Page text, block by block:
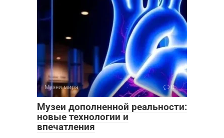
Музеи мира 0
Музеи дополненной реальности:
новые технологии и
впечатления